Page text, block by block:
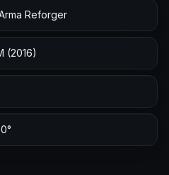
Reforger
(2016)